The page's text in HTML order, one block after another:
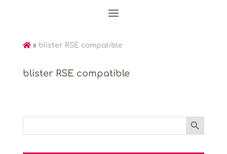
» blister RSE compatible
blister RSE compatible
Search
Search Button